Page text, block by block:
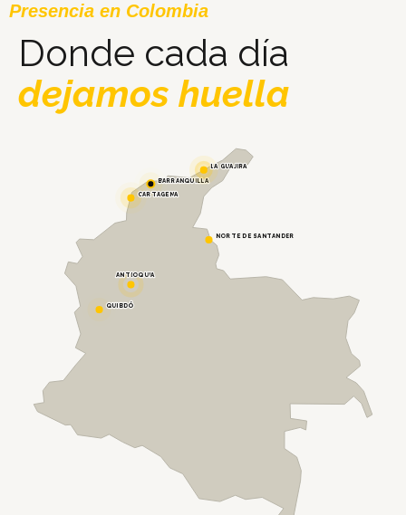
Presencia en Colombia
Donde cada día
dejamos huella
BARRANQUILLA
CARTAGENA
LA GUAJIRA
ANTIOQUIA
NORTE DE SANTANDER
QUIBDÓ